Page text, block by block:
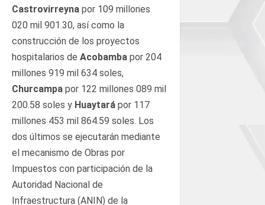
Castrovirreyna por 109 millones
020 mil 901.30, así como la
construcción de los proyectos
hospitalarios de Acobamba por 204
millones 919 mil 634 soles,
Churcampa por 122 millones 089 mil
200.58 soles y Huaytará por 117
millones 453 mil 864.59 soles. Los
dos últimos se ejecutarán mediante
el mecanismo de Obras por
Impuestos con participación de la
Autoridad Nacional de
Infraestructura (ANIN) de la